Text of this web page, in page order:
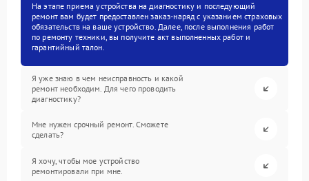
На этапе приема устройства на диагностику и последующий
ремонт вам будет предоставлен заказ-наряд с указанием страховых
обязательств на ваше устройство. Далее, после выполнения работ
по ремонту техники, вы получите акт выполненных работ и
гарантийный талон.
Я уже знаю в чем неисправность и какой
ремонт необходим. Для чего проводить
диагностику?
Мне нужен срочный ремонт. Сможете
сделать?
Я хочу, чтобы мое устройство
ремонтировали при мне.